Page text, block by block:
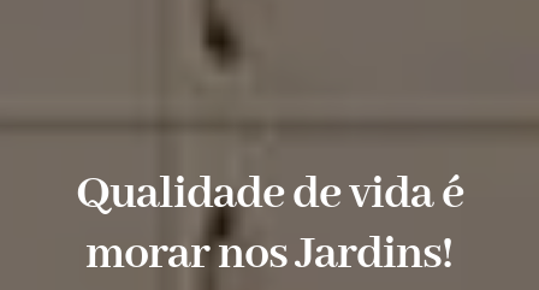
Qualidade de vida é
morar nos Jardins!